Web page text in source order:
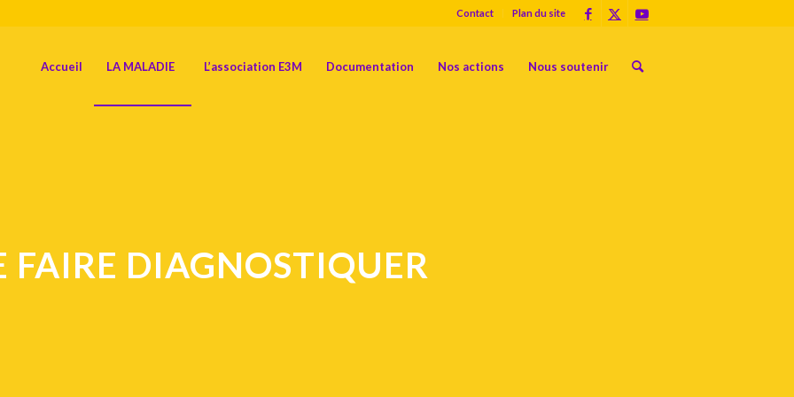
Contact Plan du site
Accueil LA MALADIE L’association E3M Documentation Nos actions Nous soutenir
FAIRE DIAGNOSTIQUER